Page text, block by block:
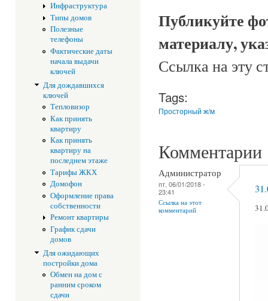
Инфраструктура
Типы домов
Полезные
телефоны
Фактические даты
начала выдачи
ключей
Для дождавшихся
ключей
Тепловизор
Как принять
квартиру
Как принять
квартиру на
последнем этаже
Тарифы ЖКХ
Домофон
Оформление права
собственности
Ремонт квартиры
График сдачи
домов
Для ожидающих
постройки дома
Обмен на дом с
ранним сроком
сдачи
Публикуйте
материалу,
Ссылка на эту
Tags:
Просторный ж/м
Комментарии
Администратор
пт, 06/01/2018 -
23:41
Ссылка на этот
комментарий